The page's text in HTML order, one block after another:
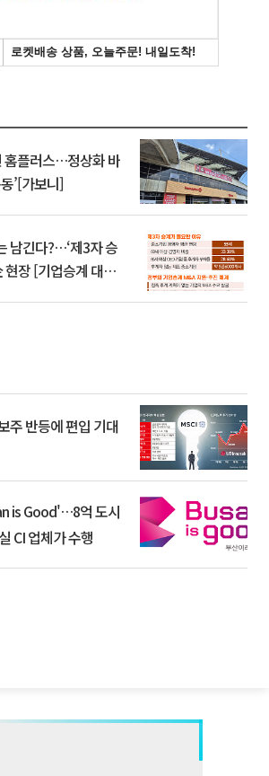
홈플러스…정상화 바
’[가보니]
남긴다?…‘제3자 승
현장 [기업승계 대전
주 반등에 편입 기대
CI 업체가 수행